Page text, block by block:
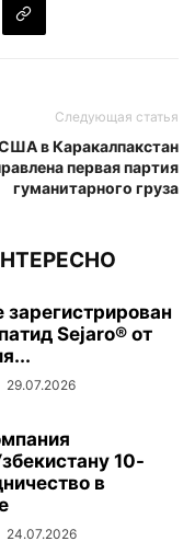
Следующая статья
в Каракалпакстан
первая партия
гуманитарного груза
зарегистрирован
Sejaro® от
29.07.2026
10-
в
24.07.2026